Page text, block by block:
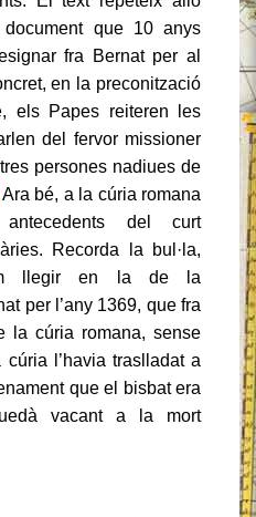
que 10 anys
fra Bernat per al
en la preconització
els Papes reiteren les
del fervor missioner
persones nadiues de
Ara bé, a la cúria romana
del curt
Recorda la bul·la,
llegir en la de la
per l’any 1369, que fra
la cúria romana, sense
l’havia traslladat a
que el bisbat era
vacant a la mort